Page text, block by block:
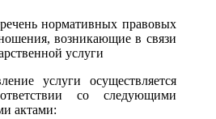
нормативных правовых
возникающие в связи
услуги
услуги осуществляется
со следующими
актами: